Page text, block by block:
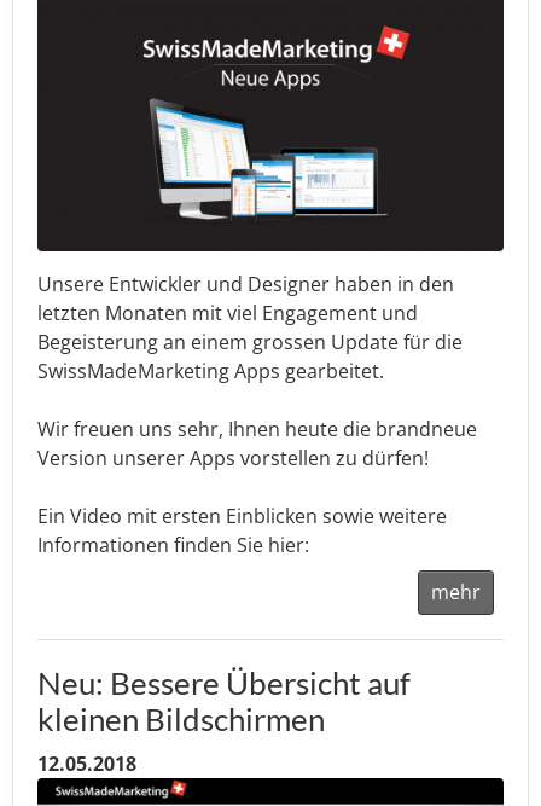
Unsere Entwickler und Designer haben in den
letzten Monaten mit viel Engagement und
Begeisterung an einem grossen Update für die
SwissMadeMarketing Apps gearbeitet.
Wir freuen uns sehr, Ihnen heute die brandneue
Version unserer Apps vorstellen zu dürfen!
Ein Video mit ersten Einblicken sowie weitere
Informationen finden Sie hier:
mehr
Neu: Bessere Übersicht auf
kleinen Bildschirmen
12.05.2018